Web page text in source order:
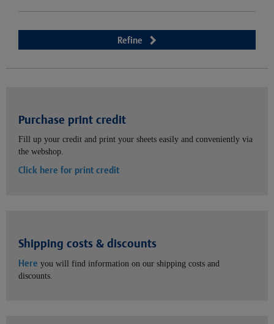
Refine
Purchase print credit
Fill up your credit and print your sheets easily and conveniently via
the webshop.
Click here for print credit
Shipping costs & discounts
Here you will find information on our shipping costs and
discounts.